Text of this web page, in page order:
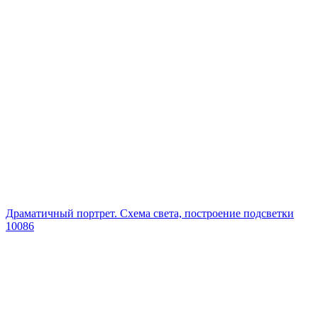
Драматичный портрет. Схема света, построение подсветки
10086